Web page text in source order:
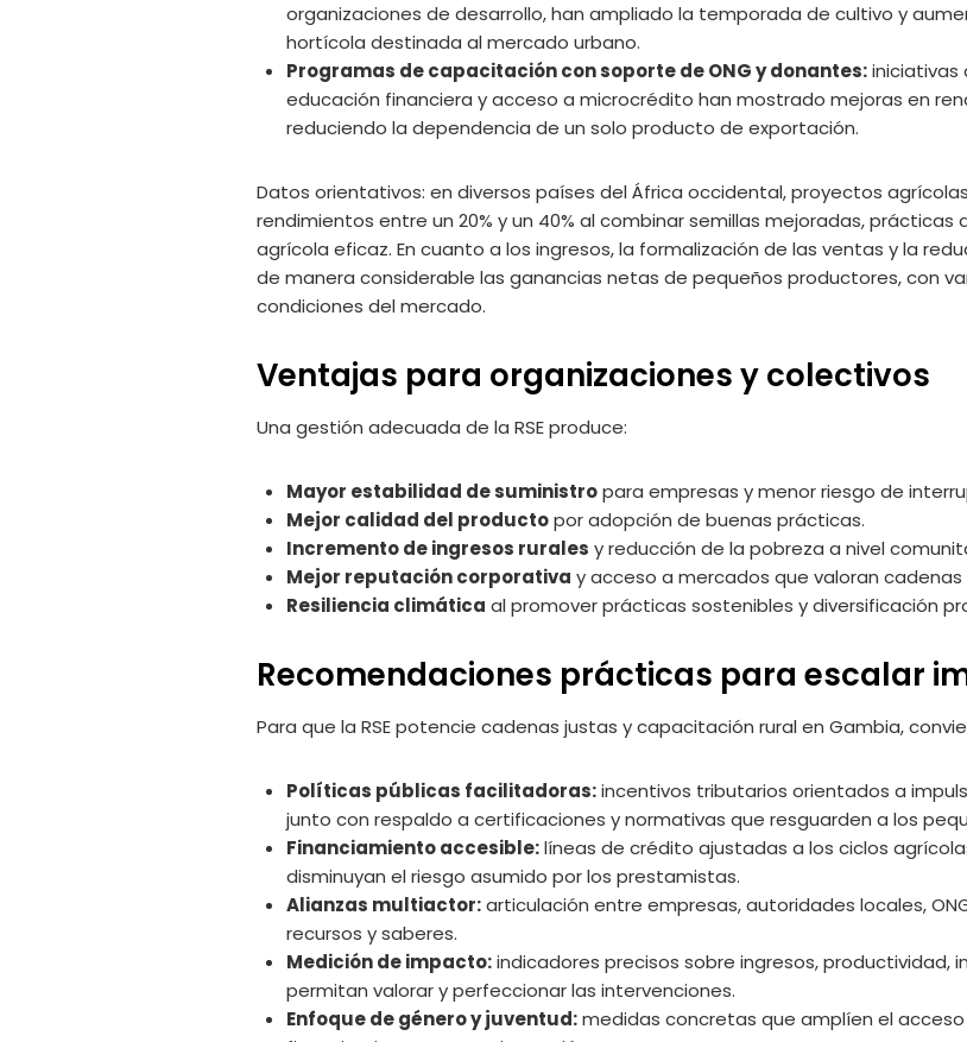
organizaciones de desarrollo, han ampliado la temporada de cultivo y
hortícola destinada al mercado urbano.
Programas de capacitación con soporte de ONG y donantes:iniciativas
educación financiera y acceso a microcrédito han mostrado mejoras en
reduciendo la dependencia de un solo producto de exportación.
Datos orientativos: en diversos países del África occidental, proyectos
rendimientos entre un 20% y un 40% al combinar semillas mejoradas,
agrícola eficaz. En cuanto a los ingresos, la formalización de las ventas y la
de manera considerable las ganancias netas de pequeños productores, con
condiciones del mercado.
Ventajas para organizaciones y colectivos
Una gestión adecuada de la RSE produce:
Mayor estabilidad de suministropara empresas y menor riesgo de
Mejor calidad del productopor adopción de buenas prácticas.
Incremento de ingresos rurales y reducción de la pobreza a nivel
Mejor reputación corporativa y acceso a mercados que valoran cadenas
Resiliencia climática al promover prácticas sostenibles y diversificación
Recomendaciones prácticas para escalar
Para que la RSE potencie cadenas justas y capacitación rural en Gambia,
Políticas públicas facilitadoras:incentivos tributarios orientados a
junto con respaldo a certificaciones y normativas que resguarden a los
Financiamiento accesible:líneas de crédito ajustadas a los ciclos
disminuyan el riesgo asumido por los prestamistas.
Alianzas multiactor:articulación entre empresas, autoridades locales,
recursos y saberes.
Medición de impacto:indicadores precisos sobre ingresos, productividad,
permitan valorar y perfeccionar las intervenciones.
Enfoque de género y juventud:medidas concretas que amplíen el